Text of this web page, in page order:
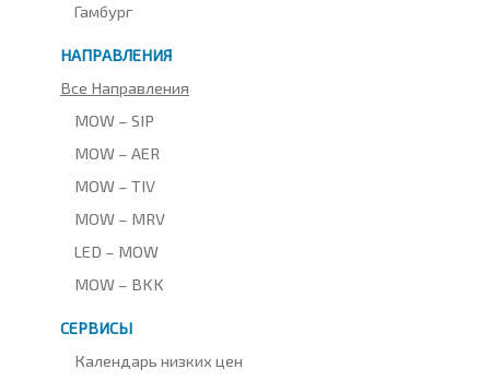
Гамбург
НАПРАВЛЕНИЯ
Все Направления
MOW – SIP
MOW – AER
MOW – TIV
MOW – MRV
LED – MOW
MOW – BKK
СЕРВИСЫ
Календарь низких цен